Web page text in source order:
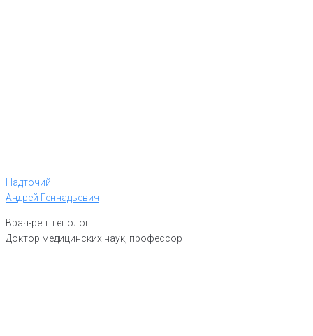
Надточий
Андрей Геннадьевич
Врач-рентгенолог
Доктор медицинских наук, профессор